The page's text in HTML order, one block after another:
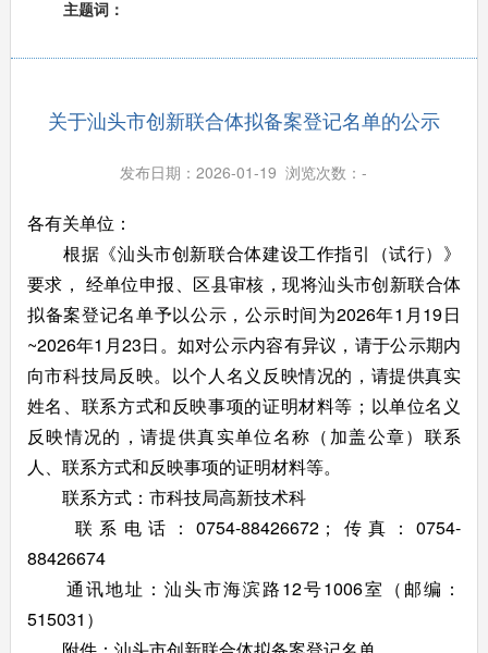
主题词：
关于汕头市创新联合体拟备案登记名单的公示
发布日期：2026-01-19 浏览次数：-
各有关单位：
根据《汕头市创新联合体建设工作指引（试行）》
要求， 经单位申报、区县审核，现将汕头市创新联合体
拟备案登记名单予以公示，公示时间为2026年1月19日
~2026年1月23日。如对公示内容有异议，请于公示期内
向市科技局反映。以个人名义反映情况的，请提供真实
姓名、联系方式和反映事项的证明材料等；以单位名义
反映情况的，请提供真实单位名称（加盖公章）联系
人、联系方式和反映事项的证明材料等。
联系方式：市科技局高新技术科
联系电话：0754-88426672；传真：0754-
88426674
通讯地址：汕头市海滨路12号1006室（邮编：
515031）